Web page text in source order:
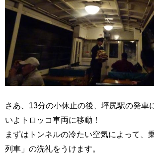
さあ、13分の小休止の後、坪尻駅の発車
いよトロッコ車両に移動！
まずはトンネルの冷たい空気によって、
列車」の洗礼をうけます。